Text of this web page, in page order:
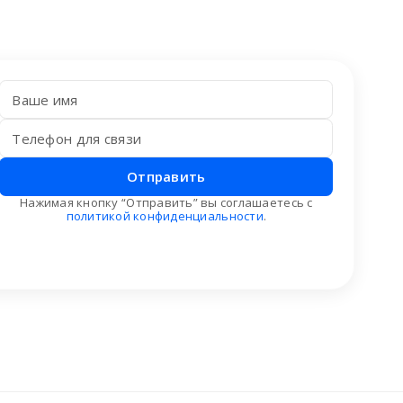
Отправить
Нажимая кнопку “Отправить” вы соглашаетесь с
политикой конфиденциальности.